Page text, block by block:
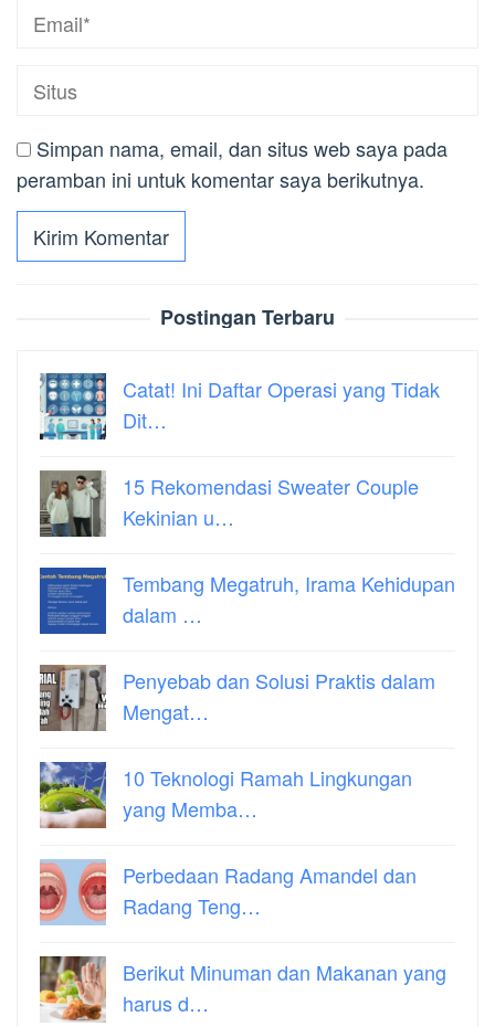
Simpan nama, email, dan situs web saya pada
peramban ini untuk komentar saya berikutnya.
Postingan Terbaru
Catat! Ini Daftar Operasi yang Tidak
Dit…
15 Rekomendasi Sweater Couple
Kekinian u…
Tembang Megatruh, Irama Kehidupan
dalam …
Penyebab dan Solusi Praktis dalam
Mengat…
10 Teknologi Ramah Lingkungan
yang Memba…
Perbedaan Radang Amandel dan
Radang Teng…
Berikut Minuman dan Makanan yang
harus d…